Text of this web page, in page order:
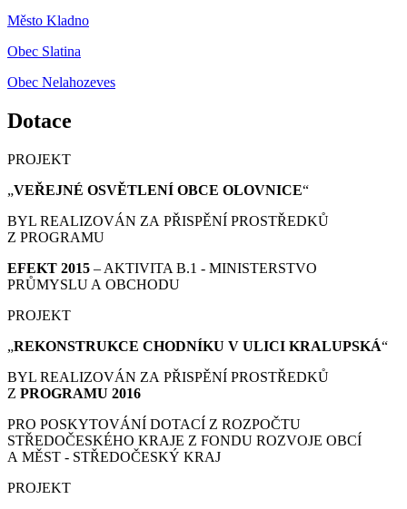
Město Kladno
Obec Slatina
Obec Nelahozeves
Dotace
PROJEKT
„VEŘEJNÉ OSVĚTLENÍ OBCE OLOVNICE“
BYL REALIZOVÁN ZA PŘISPĚNÍ PROSTŘEDKŮ
Z PROGRAMU
EFEKT 2015 – AKTIVITA B.1 - MINISTERSTVO
PRŮMYSLU A OBCHODU
PROJEKT
„REKONSTRUKCE CHODNÍKU V ULICI KRALUPSKÁ“
BYL REALIZOVÁN ZA PŘISPĚNÍ PROSTŘEDKŮ
Z PROGRAMU 2016
PRO POSKYTOVÁNÍ DOTACÍ Z ROZPOČTU
STŘEDOČESKÉHO KRAJE Z FONDU ROZVOJE OBCÍ
A MĚST - STŘEDOČESKÝ KRAJ
PROJEKT